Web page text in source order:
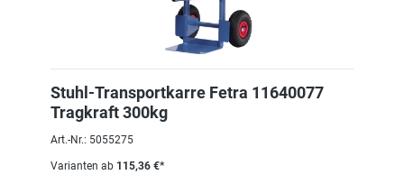
Stuhl-Transportkarre Fetra 11640077
Tragkraft 300kg
Art.-Nr.: 5055275
Varianten ab 115,36 €*